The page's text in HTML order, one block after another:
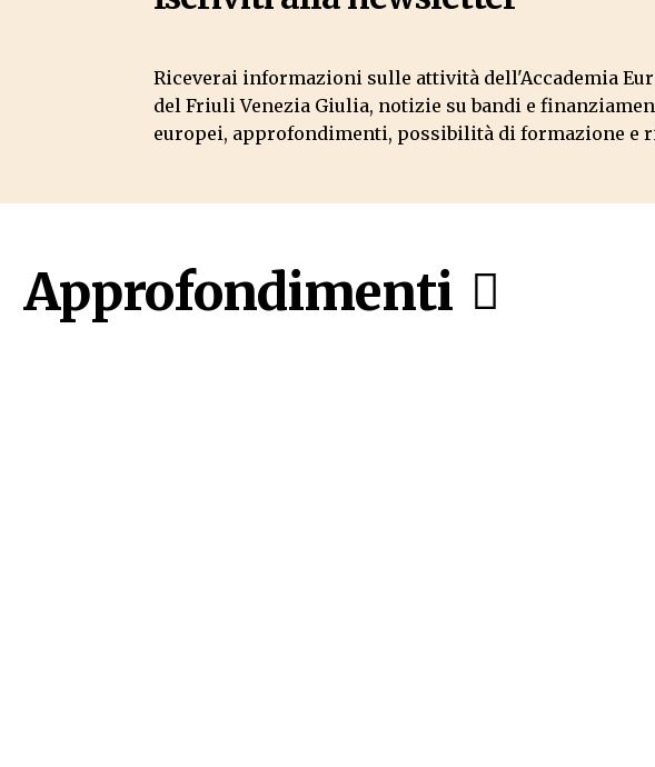
Riceverai informazioni sulle attività dell'Accademia
del Friuli Venezia Giulia, notizie su bandi e
europei, approfondimenti, possibilità di formazione e
Approfondimenti